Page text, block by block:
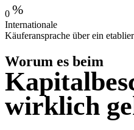
0 %
Internationale
Käuferansprache über ein
Worum es beim
wirklich